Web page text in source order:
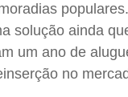
solução ainda
um ano de
no